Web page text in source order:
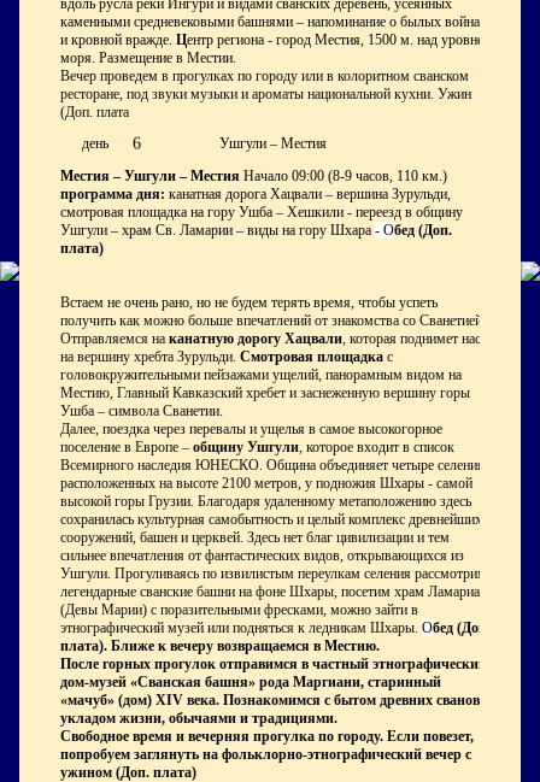
каменными средневековыми башнями – напоминание о былых войнах
и кровной вражде. Центр региона - город Местия, 1500 м. над уровнем
моря. Размещение в Местии.
Вечер проведем в прогулках по городу или в колоритном сванском
ресторане, под звуки музыки и ароматы национальной кухни. Ужин
(Доп. плата
день
6
Ушгули – Местия
Местия – Ушгули – Местия Начало 09:00 (8-9 часов, 110 км.)
программа дня: канатная дорога Хацвали – вершина Зурульди,
смотровая площадка на гору Ушба – Хешкили - переезд в общину
Ушгули – храм Св. Ламарии – виды на гору Шхара - Обед (Доп.
плата)
Встаем не очень рано, но не будем терять время, чтобы успеть
получить как можно больше впечатлений от знакомства со Сванетией.
Отправляемся на канатную дорогу Хацвали , которая поднимет нас
на вершину хребта Зурульди. Смотровая площадка с
головокружительными пейзажами ущелий, панорамным видом на
Местию, Главный Кавказский хребет и заснеженную вершину горы
Ушба – символа Сванетии.
Далее, поездка через перевалы и ущелья в самое высокогорное
поселение в Европе – общину Ушгули , которое входит в список
Всемирного наследия ЮНЕСКО. Община объединяет четыре селения,
расположенных на высоте 2100 метров, у подножия Шхары - самой
высокой горы Грузии. Благодаря удаленному метаположению здесь
сохранилась культурная самобытность и целый комплекс древнейших
сооружений, башен и церквей. Здесь нет благ цивилизации и тем
сильнее впечатления от фантастических видов, открывающихся из
Ушгули. Прогуливаясь по извилистым переулкам селения рассмотрим
легендарные сванские башни на фоне Шхары, посетим храм Ламариа
(Девы Марии) с поразительными фресками, можно зайти в
этнографический музей или подняться к ледникам Шхары. Обед (Доп.
плата). Ближе к вечеру возвращаемся в Местию.
После горных прогулок отправимся в частный этнографический
дом-музей «Сванская башня» рода Маргиани, старинный
«мачуб» (дом) XIV века. Познакомимся с бытом древних сванов,
укладом жизни, обычаями и традициями.
Свободное время и вечерняя прогулка по городу. Если повезет,
попробуем заглянуть на фольклорно-этнографический вечер с
ужином (Доп. плата)